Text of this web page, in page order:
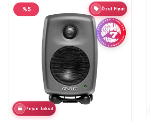
%5 Özel Fiyat
Peşin Taksit